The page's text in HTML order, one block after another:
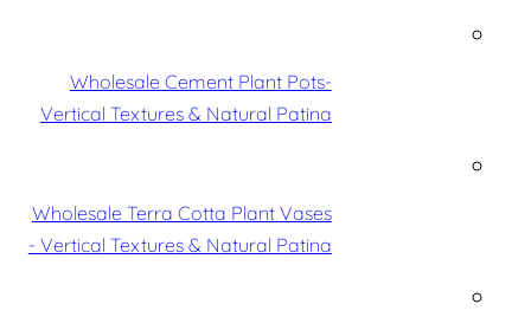
Wholesale Cement Plant Pots-
Vertical Textures & Natural Patina
Wholesale Terra Cotta Plant Vases
- Vertical Textures & Natural Patina